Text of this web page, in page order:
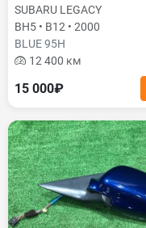
SUBARU LEGACY
BH5 • B12 • 2000
BLUE 95H
12 400 км
15 000₽